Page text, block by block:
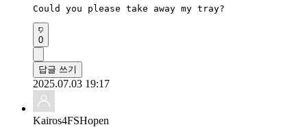
Could you please take away my tray?
0
답글 쓰기
2025.07.03 19:17
Kairos4FSHopen